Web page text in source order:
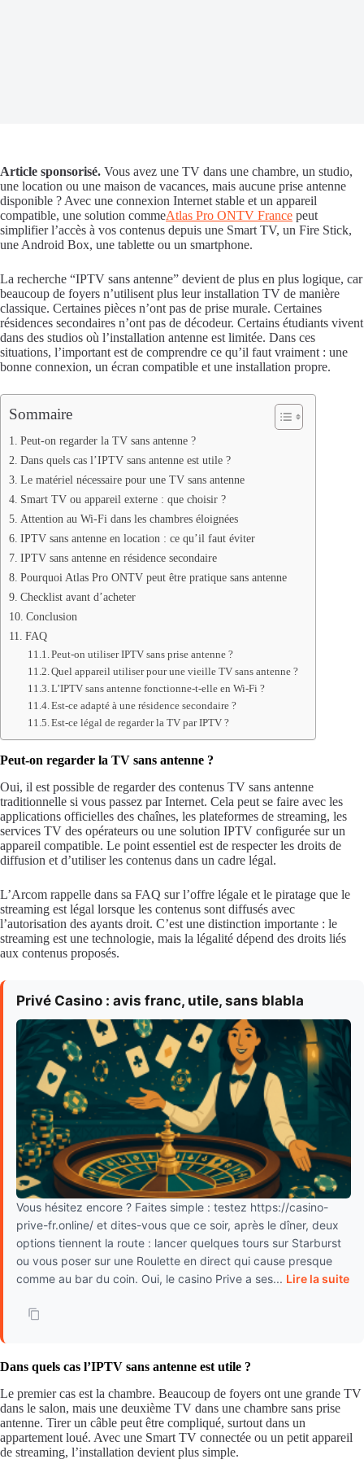
Article sponsorisé. Vous avez une TV dans une chambre, un studio,
une location ou une maison de vacances, mais aucune prise antenne
disponible ? Avec une connexion Internet stable et un appareil
compatible, une solution commeAtlas Pro ONTV France peut
simplifier l’accès à vos contenus depuis une Smart TV, un Fire Stick,
une Android Box, une tablette ou un smartphone.
La recherche “IPTV sans antenne” devient de plus en plus logique, car
beaucoup de foyers n’utilisent plus leur installation TV de manière
classique. Certaines pièces n’ont pas de prise murale. Certaines
résidences secondaires n’ont pas de décodeur. Certains étudiants vivent
dans des studios où l’installation antenne est limitée. Dans ces
situations, l’important est de comprendre ce qu’il faut vraiment : une
bonne connexion, un écran compatible et une installation propre.
Sommaire
Peut-on regarder la TV sans antenne ?
Dans quels cas l’IPTV sans antenne est utile ?
Le matériel nécessaire pour une TV sans antenne
Smart TV ou appareil externe : que choisir ?
Attention au Wi-Fi dans les chambres éloignées
IPTV sans antenne en location : ce qu’il faut éviter
IPTV sans antenne en résidence secondaire
Pourquoi Atlas Pro ONTV peut être pratique sans antenne
Checklist avant d’acheter
Conclusion
FAQ
Peut-on utiliser IPTV sans prise antenne ?
Quel appareil utiliser pour une vieille TV sans antenne ?
L’IPTV sans antenne fonctionne-t-elle en Wi-Fi ?
Est-ce adapté à une résidence secondaire ?
Est-ce légal de regarder la TV par IPTV ?
Peut-on regarder la TV sans antenne ?
Oui, il est possible de regarder des contenus TV sans antenne
traditionnelle si vous passez par Internet. Cela peut se faire avec les
applications officielles des chaînes, les plateformes de streaming, les
services TV des opérateurs ou une solution IPTV configurée sur un
appareil compatible. Le point essentiel est de respecter les droits de
diffusion et d’utiliser les contenus dans un cadre légal.
L’Arcom rappelle dans sa FAQ sur l’offre légale et le piratage que le
streaming est légal lorsque les contenus sont diffusés avec
l’autorisation des ayants droit. C’est une distinction importante : le
streaming est une technologie, mais la légalité dépend des droits liés
aux contenus proposés.
Privé Casino : avis franc, utile, sans blabla
Vous hésitez encore ? Faites simple : testez https://casino-
prive-fr.online/ et dites-vous que ce soir, après le dîner, deux
options tiennent la route : lancer quelques tours sur Starburst
ou vous poser sur une Roulette en direct qui cause presque
comme au bar du coin. Oui, le casino Prive a ses... Lire la suite
Dans quels cas l’IPTV sans antenne est utile ?
Le premier cas est la chambre. Beaucoup de foyers ont une grande TV
dans le salon, mais une deuxième TV dans une chambre sans prise
antenne. Tirer un câble peut être compliqué, surtout dans un
appartement loué. Avec une Smart TV connectée ou un petit appareil
de streaming, l’installation devient plus simple.